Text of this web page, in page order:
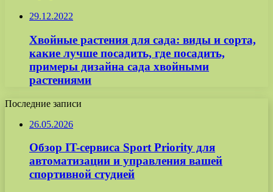
29.12.2022
Хвойные растения для сада: виды и сорта,
какие лучше посадить, где посадить,
примеры дизайна сада хвойными
растениями
Последние записи
26.05.2026
Обзор IT-сервиса Sport Priority для
автоматизации и управления вашей
спортивной студией